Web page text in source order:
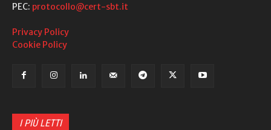
PEC: protocollo@cert-sbt.it
Privacy Policy
Cookie Policy
I PIÙ LETTI